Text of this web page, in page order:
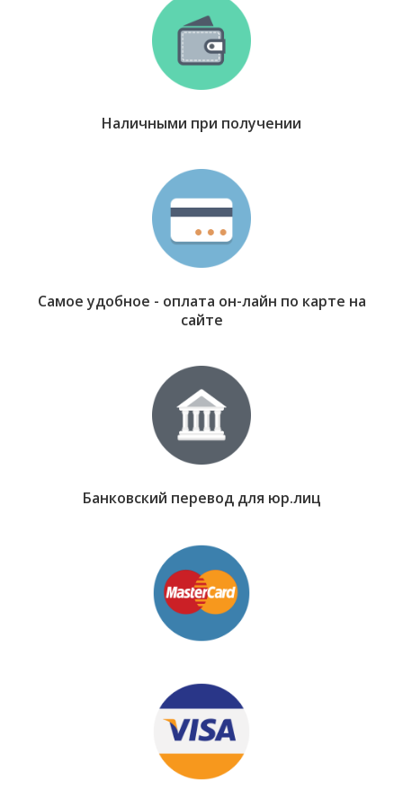
Наличными при получении
Самое удобное - оплата он-лайн по карте на
сайте
Банковский перевод для юр.лиц